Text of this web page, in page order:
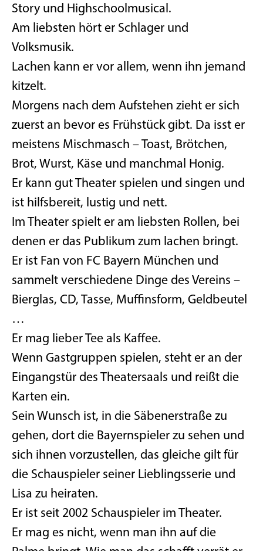
Story und Highschoolmusical.
Am liebsten hört er Schlager und
Volksmusik.
Lachen kann er vor allem, wenn ihn jemand
kitzelt.
Morgens nach dem Aufstehen zieht er sich
zuerst an bevor es Frühstück gibt. Da isst er
meistens Mischmasch – Toast, Brötchen,
Brot, Wurst, Käse und manchmal Honig.
Er kann gut Theater spielen und singen und
ist hilfsbereit, lustig und nett.
Im Theater spielt er am liebsten Rollen, bei
denen er das Publikum zum lachen bringt.
Er ist Fan von FC Bayern München und
sammelt verschiedene Dinge des Vereins –
Bierglas, CD, Tasse, Muffinsform, Geldbeutel
…
Er mag lieber Tee als Kaffee.
Wenn Gastgruppen spielen, steht er an der
Eingangstür des Theatersaals und reißt die
Karten ein.
Sein Wunsch ist, in die Säbenerstraße zu
gehen, dort die Bayernspieler zu sehen und
sich ihnen vorzustellen, das gleiche gilt für
die Schauspieler seiner Lieblingsserie und
Lisa zu heiraten.
Er ist seit 2002 Schauspieler im Theater.
Er mag es nicht, wenn man ihn auf die